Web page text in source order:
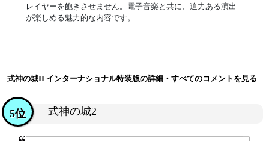
レイヤーを飽きさせません。電子音楽と共に、迫力ある演出
が楽しめる魅力的な内容です。
式神の城II インターナショナル特装版の詳細・すべてのコメントを見る
式神の城2
5位